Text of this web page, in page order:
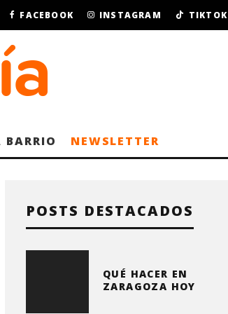
FACEBOOK INSTAGRAM TIKTOK
BARRIO NEWSLETTER
POSTS DESTACADOS
QUÉ HACER EN
ZARAGOZA HOY